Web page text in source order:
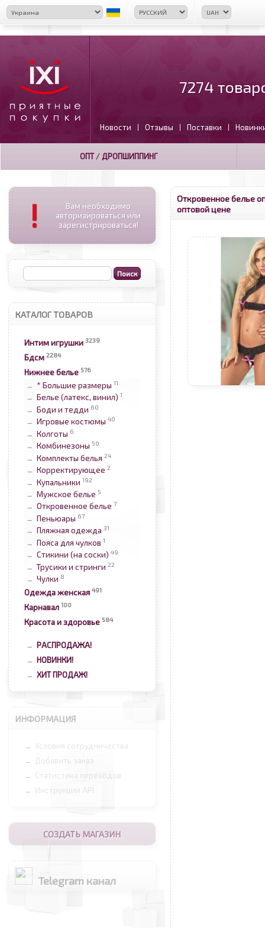
7274
Новости | Отзывы | Поставки |
ОПТ/ ДРОПШИППИНГ
!
Вам необходимо
авторизироваться или
зарегистрироваться!
КАТАЛОГ ТОВАРОВ
Интим игрушки 3239
Бдсм 2284
Нижнее белье 576
→ * Большие размеры 11
→ Белье (латекс, винил) 1
→ Боди и тедди 60
→ Игровые костюмы 40
→ Колготы 6
→ Комбинезоны 50
→ Комплекты белья 24
→ Корректирующее 2
→ Купальники 192
→ Мужское белье 5
→ Откровенное белье 7
→ Пеньюары 67
→ Пляжная одежда 31
→ Пояса для чулков 1
→ Стикини (на соски) 49
→ Трусики и стринги 22
→ Чулки 8
Одежда женская 491
Карнавал 100
Красота и здоровье 584
→ РАСПРОДАЖА!
→ НОВИНКИ!
→ ХИТ ПРОДАЖ!
ИНФОРМАЦИЯ
→ Условия сотрудничества
→ Добавить заказ
→ Статистика переходов
→ Инструкции API
СОЗДАТЬ МАГАЗИН
Telegram канал
Откровенное белье
оптовой цене